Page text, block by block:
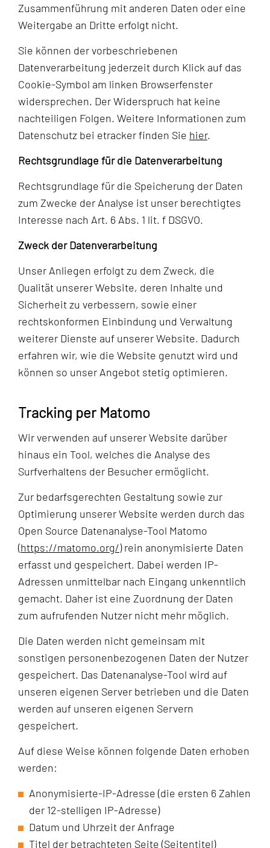
Zusammenführung mit anderen Daten oder eine
Weitergabe an Dritte erfolgt nicht.
Sie können der vorbeschriebenen
Datenverarbeitung jederzeit durch Klick auf das
Cookie-Symbol am linken Browserfenster
widersprechen. Der Widerspruch hat keine
nachteiligen Folgen. Weitere Informationen zum
Datenschutz bei etracker finden Sie hier.
Rechtsgrundlage für die Datenverarbeitung
Rechtsgrundlage für die Speicherung der Daten
zum Zwecke der Analyse ist unser berechtigtes
Interesse nach Art. 6 Abs. 1 lit. f DSGVO.
Zweck der Datenverarbeitung
Unser Anliegen erfolgt zu dem Zweck, die
Qualität unserer Website, deren Inhalte und
Sicherheit zu verbessern, sowie einer
rechtskonformen Einbindung und Verwaltung
weiterer Dienste auf unserer Website. Dadurch
erfahren wir, wie die Website genutzt wird und
können so unser Angebot stetig optimieren.
Tracking per Matomo
Wir verwenden auf unserer Website darüber
hinaus ein Tool, welches die Analyse des
Surfverhaltens der Besucher ermöglicht.
Zur bedarfsgerechten Gestaltung sowie zur
Optimierung unserer Website werden durch das
Open Source Datenanalyse-Tool Matomo
(https://matomo.org/) rein anonymisierte Daten
erfasst und gespeichert. Dabei werden IP-
Adressen unmittelbar nach Eingang unkenntlich
gemacht. Daher ist eine Zuordnung der Daten
zum aufrufenden Nutzer nicht mehr möglich.
Die Daten werden nicht gemeinsam mit
sonstigen personenbezogenen Daten der Nutzer
gespeichert. Das Datenanalyse-Tool wird auf
unseren eigenen Server betrieben und die Daten
werden auf unseren eigenen Servern
gespeichert.
Auf diese Weise können folgende Daten erhoben
werden:
Anonymisierte-IP-Adresse (die ersten 6 Zahlen
der 12-stelligen IP-Adresse)
Datum und Uhrzeit der Anfrage
Titel der betrachteten Seite (Seitentitel)